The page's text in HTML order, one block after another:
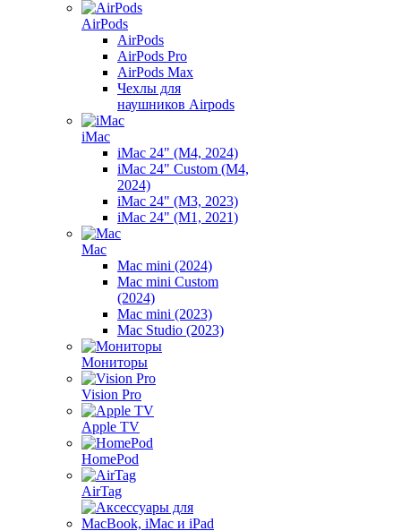
AirPods
AirPods
AirPods Pro
AirPods Max
Чехлы для
наушников Airpods
iMac
iMac 24" (M4, 2024)
iMac 24" Custom (M4,
2024)
iMac 24" (M3, 2023)
iMac 24" (M1, 2021)
Mac
Mac mini (2024)
Mac mini Custom
(2024)
Mac mini (2023)
Mac Studio (2023)
Мониторы
Vision Pro
Apple TV
HomePod
AirTag